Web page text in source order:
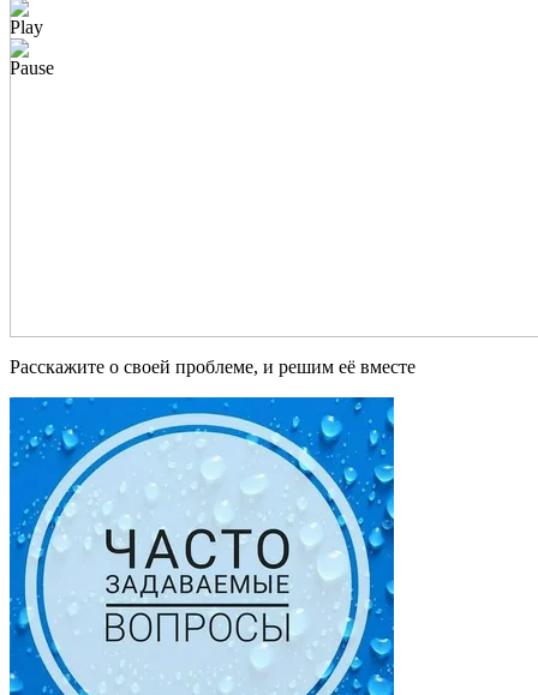
Расскажите о своей проблеме, и решим её вместе